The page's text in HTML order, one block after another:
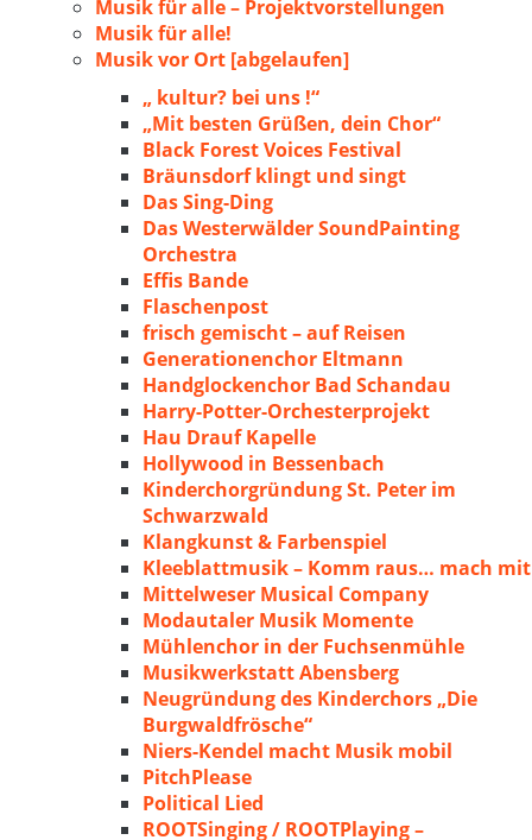
Musik für alle – Projektvorstellungen
Musik für alle!
Musik vor Ort [abgelaufen]
„ kultur? bei uns !“
„Mit besten Grüßen, dein Chor“
Black Forest Voices Festival
Bräunsdorf klingt und singt
Das Sing-Ding
Das Westerwälder SoundPainting
Orchestra
Effis Bande
Flaschenpost
frisch gemischt – auf Reisen
Generationenchor Eltmann
Handglockenchor Bad Schandau
Harry-Potter-Orchesterprojekt
Hau Drauf Kapelle
Hollywood in Bessenbach
Kinderchorgründung St. Peter im
Schwarzwald
Klangkunst & Farbenspiel
Kleeblattmusik – Komm raus… mach mit
Mittelweser Musical Company
Modautaler Musik Momente
Mühlenchor in der Fuchsenmühle
Musikwerkstatt Abensberg
Neugründung des Kinderchors „Die
Burgwaldfrösche“
Niers-Kendel macht Musik mobil
PitchPlease
Political Lied
ROOTSinging / ROOTPlaying –